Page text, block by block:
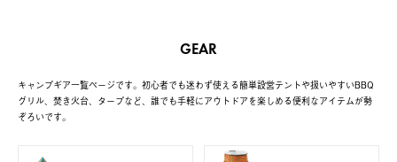
GEAR
キャンプギア一覧ページです。初心者でも迷わず使える簡単設営テントや扱いやすいBBQ
グリル、焚き火台、タープなど、誰でも手軽にアウトドアを楽しめる便利なアイテムが勢
ぞろいです。